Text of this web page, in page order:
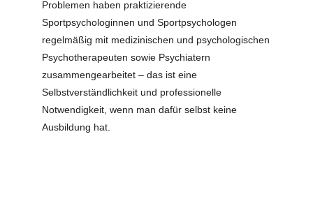
Problemen haben praktizierende
Sportpsychologinnen und Sportpsychologen
regelmäßig mit medizinischen und psychologischen
Psychotherapeuten sowie Psychiatern
zusammengearbeitet – das ist eine
Selbstverständlichkeit und professionelle
Notwendigkeit, wenn man dafür selbst keine
Ausbildung hat.